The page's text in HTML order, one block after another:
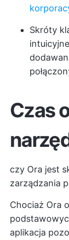
Skróty
Czas
czy Ora jest
zarządzania
Chociaż Ora
aplikacja